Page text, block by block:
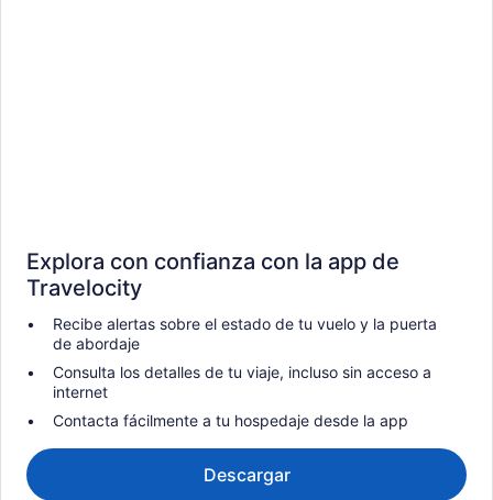
Explora con confianza con la app de
Travelocity
Recibe alertas sobre el estado de tu vuelo y la puerta
de abordaje
Consulta los detalles de tu viaje, incluso sin acceso a
internet
Contacta fácilmente a tu hospedaje desde la app
Descargar